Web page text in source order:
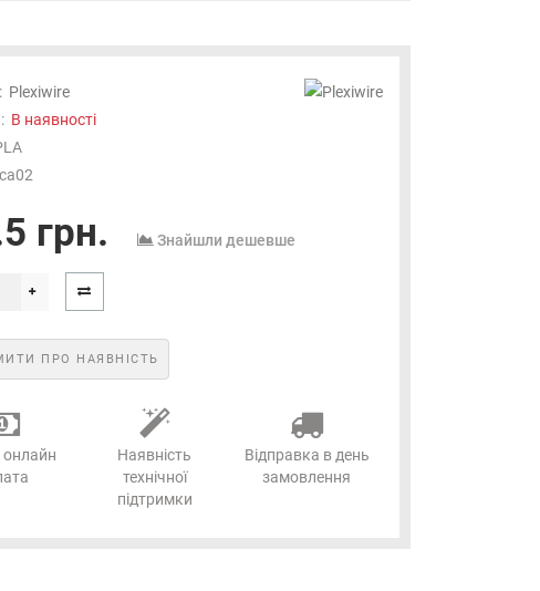
Plexiwire
В наявності
грн. Знайшли дешевше
ПРО НАЯВНІСТЬ
онлайн
Наявність
технічної
підтримки
Відправка в день
замовлення